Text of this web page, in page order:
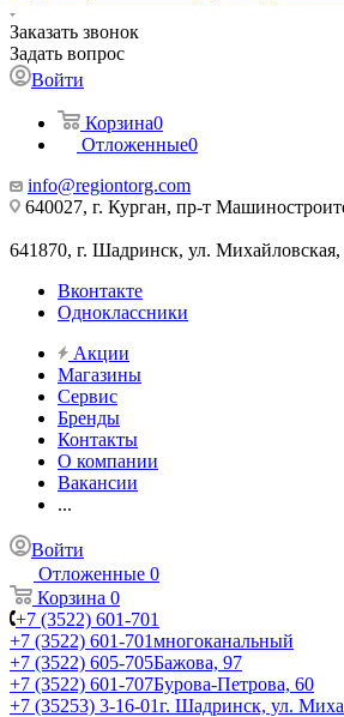
Заказать звонок
Задать вопрос
Войти
Корзина0
Отложенные0
info@regiontorg.com
640027, г. Курган, пр-т
641870, г. Шадринск, ул. Михайловская,
Вконтакте
Одноклассники
Акции
Магазины
Сервис
Бренды
Контакты
О компании
Вакансии
...
Войти
Отложенные 0
Корзина 0
+7 (3522) 601-701
+7 (3522) 601-701многоканальный
+7 (3522) 605-705Бажова, 97
+7 (3522) 601-707Бурова-Петрова, 60
+7 (35253) 3-16-01г. Шадринск, ул.